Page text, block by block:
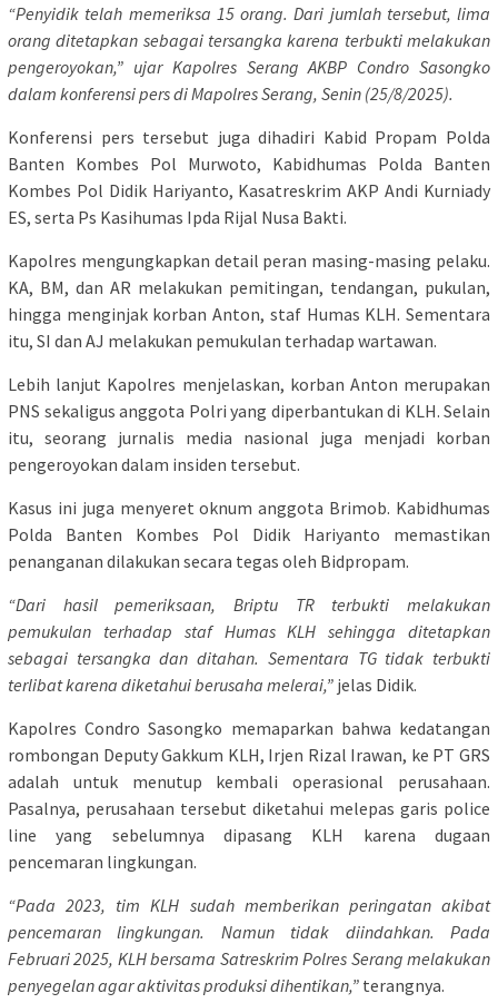
“Penyidik telah memeriksa 15 orang. Dari jumlah tersebut, lima
orang ditetapkan sebagai tersangka karena terbukti melakukan
pengeroyokan,” ujar Kapolres Serang AKBP Condro Sasongko
dalam konferensi pers di Mapolres Serang, Senin (25/8/2025).
Konferensi pers tersebut juga dihadiri Kabid Propam Polda
Banten Kombes Pol Murwoto, Kabidhumas Polda Banten
Kombes Pol Didik Hariyanto, Kasatreskrim AKP Andi Kurniady
ES, serta Ps Kasihumas Ipda Rijal Nusa Bakti.
Kapolres mengungkapkan detail peran masing-masing pelaku.
KA, BM, dan AR melakukan pemitingan, tendangan, pukulan,
hingga menginjak korban Anton, staf Humas KLH. Sementara
itu, SI dan AJ melakukan pemukulan terhadap wartawan.
Lebih lanjut Kapolres menjelaskan, korban Anton merupakan
PNS sekaligus anggota Polri yang diperbantukan di KLH. Selain
itu, seorang jurnalis media nasional juga menjadi korban
pengeroyokan dalam insiden tersebut.
Kasus ini juga menyeret oknum anggota Brimob. Kabidhumas
Polda Banten Kombes Pol Didik Hariyanto memastikan
penanganan dilakukan secara tegas oleh Bidpropam.
“Dari hasil pemeriksaan, Briptu TR terbukti melakukan
pemukulan terhadap staf Humas KLH sehingga ditetapkan
sebagai tersangka dan ditahan. Sementara TG tidak terbukti
terlibat karena diketahui berusaha melerai,” jelas Didik.
Kapolres Condro Sasongko memaparkan bahwa kedatangan
rombongan Deputy Gakkum KLH, Irjen Rizal Irawan, ke PT GRS
adalah untuk menutup kembali operasional perusahaan.
Pasalnya, perusahaan tersebut diketahui melepas garis police
line yang sebelumnya dipasang KLH karena dugaan
pencemaran lingkungan.
“Pada 2023, tim KLH sudah memberikan peringatan akibat
pencemaran lingkungan. Namun tidak diindahkan. Pada
Februari 2025, KLH bersama Satreskrim Polres Serang melakukan
penyegelan agar aktivitas produksi dihentikan,” terangnya.